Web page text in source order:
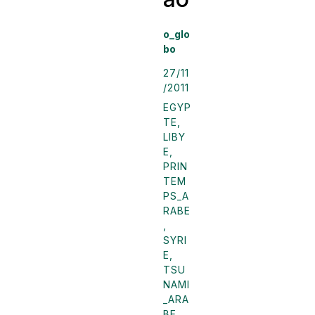
o_glo
bo
27/11
/2011
EGYP
TE
LIBY
E
PRIN
TEM
PS_A
RABE
SYRI
E
TSU
NAMI
_ARA